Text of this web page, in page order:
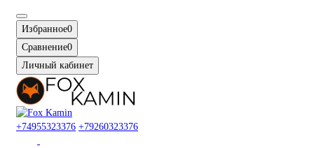
Избранное0
Сравнение0
Личный кабинет
+74955323376 +79260323376